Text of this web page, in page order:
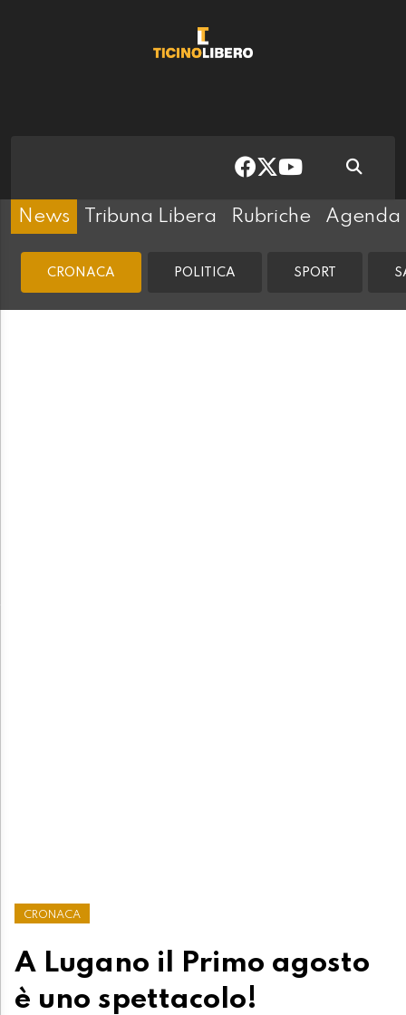
News Tribuna Libera Rubriche Agenda
CRONACA POLITICA SPORT
CRONACA
A Lugano il Primo agosto
è uno spettacolo!